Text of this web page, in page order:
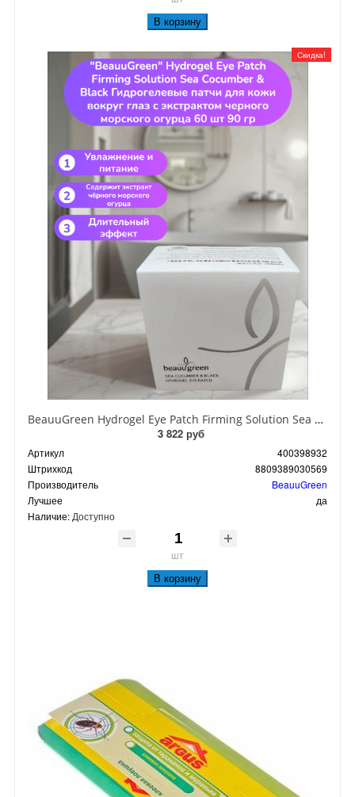
В корзину
Скидка!
BeauuGreen Hydrogel Eye Patch Firming Solution Sea Cocumber & Black Гидрогелевые патчи для кожи вокруг глаз с экстрактом черного морского огурца 60 шт 90 гр
3 822 руб
Артикул
400398932
Штрихкод
8809389030569
Производитель
BeauuGreen
Лучшее
да
Наличие: Доступно
шт
В корзину